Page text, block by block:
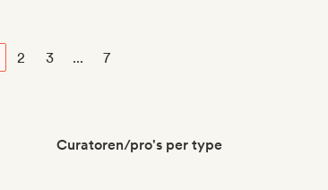
2 3 ... 7
Curatoren/pro's per type